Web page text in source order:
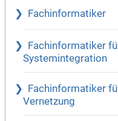
Fachinformatiker
Fachinformatiker
Systemintegration
Fachinformatiker
Vernetzung